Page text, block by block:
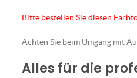
Bitte bestellen Sie diesen
Achten Sie beim Umgang mit
Alles für die